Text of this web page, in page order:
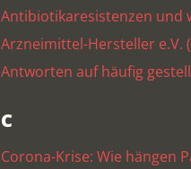
Antibiotikaresistenzen und
Arzneimittel-Hersteller e.V.
Antworten auf häufig
C
Corona-Krise: Wie hängen